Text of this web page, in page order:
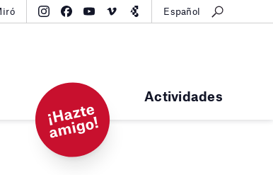
Actividades
Español
¡
H
a
zt
e
a
mi
g
o!